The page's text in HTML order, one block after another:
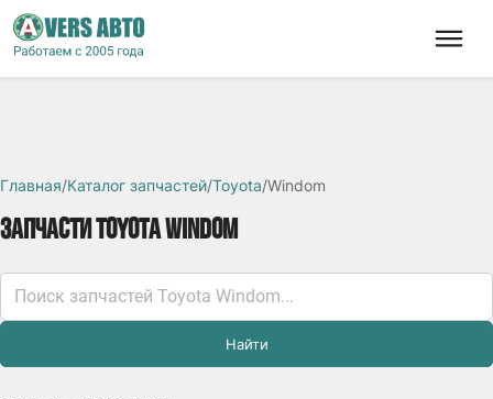
Главная/Каталог запчастей/Toyota/Windom
ЗАПЧАСТИ TOYOTA WINDOM
Найти